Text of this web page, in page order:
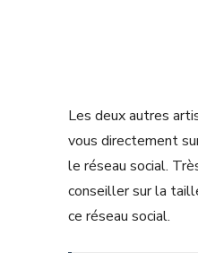
Les deux autres
vous directement
le réseau social.
conseiller sur la
ce réseau social.